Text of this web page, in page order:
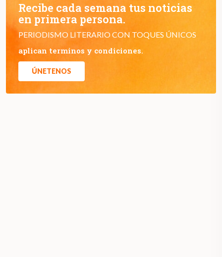
Recibe cada semana tus noticias
en primera persona.
PERIODISMO LITERARIO CON TOQUES ÚNICOS
aplican terminos y condiciones.
ÚNETENOS